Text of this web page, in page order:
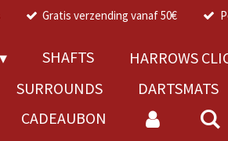
Gratis verzending vanaf 50€
SHAFTS HARROWS
SURROUNDS DARTSMATS
CADEAUBON